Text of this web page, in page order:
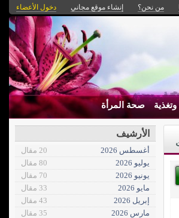
من نحن؟ إنشاء موقع مجاني دخول الأعضاء
صحة المرأة
الأرشيف
أغسطس 2026
20 مقال
يوليو 2026
80 مقال
يونيو 2026
70 مقال
مايو 2026
33 مقال
إبريل 2026
43 مقال
مارس 2026
35 مقال